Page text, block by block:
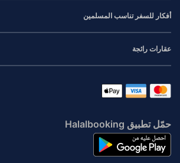
أفكار للسفر تناسب المسلمين
عقارات رائجة
حمّل تطبيق Halalbooking